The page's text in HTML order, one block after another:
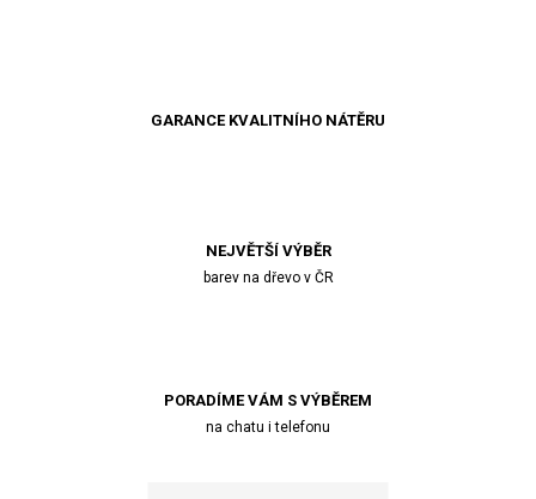
GARANCE KVALITNÍHO NÁTĚRU
NEJVĚTŠÍ VÝBĚR
barev na dřevo v ČR
PORADÍME VÁM S VÝBĚREM
na chatu i telefonu